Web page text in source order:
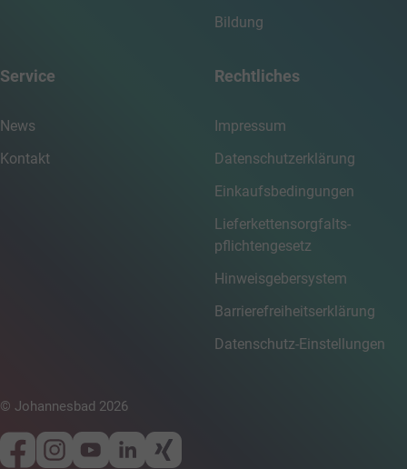
Bildung
Service
News
Kontakt
Rechtliches
Impressum
Datenschutzerklärung
Einkaufsbedingungen
Lieferkettensorgfalts­
pflichtengesetz
Hinweisgebersystem
Barrierefreiheitserklärung
Datenschutz-Einstellungen
© Johannesbad 2026